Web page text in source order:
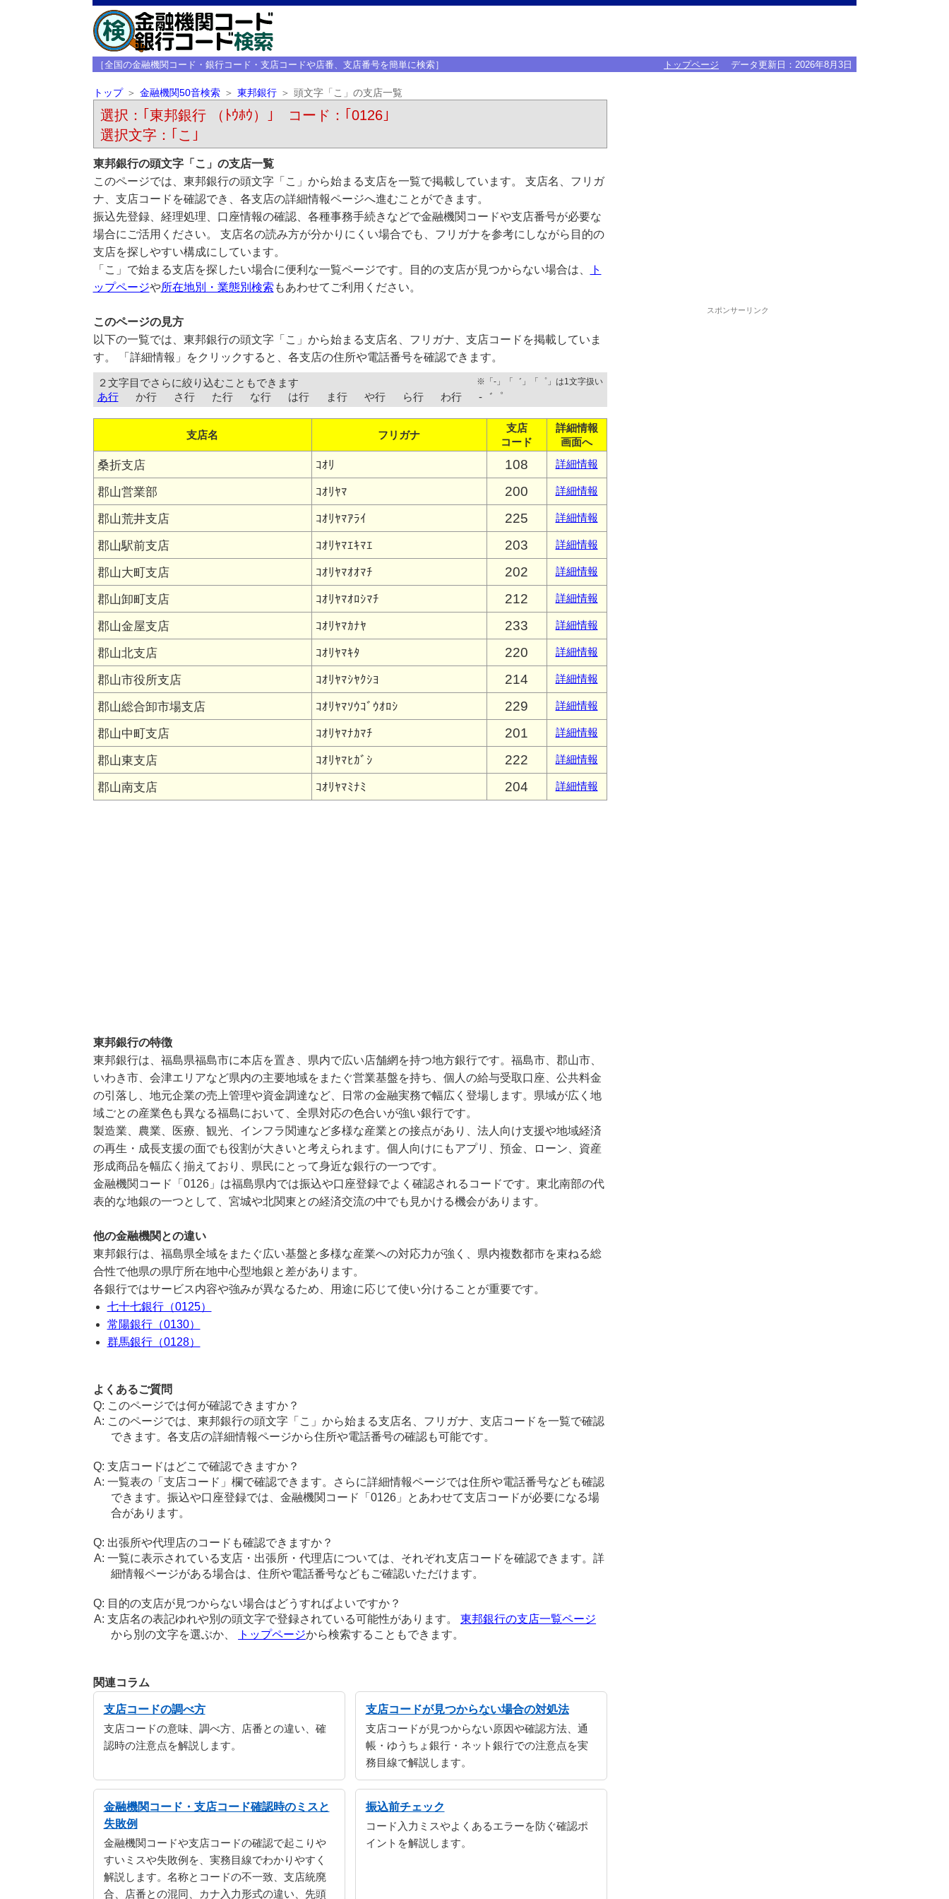
［全国の金融機関コード・銀行コード・支店コードや店番、支店番号を簡単に検索］ トップページ データ更新日： 2026年8月3日
トップ 金融機関50音検索 東邦銀行 頭文字「こ」の支店一覧
選択：｢東邦銀行 （ﾄｳﾎｳ）｣ コード：｢0126｣
選択文字：｢こ｣
東邦銀行の頭文字「こ」の支店一覧
このページでは、東邦銀行の頭文字「こ」から始まる支店を一覧で掲載しています。 支店名、フリガ
ナ、支店コードを確認でき、各支店の詳細情報ページへ進むことができます。
振込先登録、経理処理、口座情報の確認、各種事務手続きなどで金融機関コードや支店番号が必要な
場合にご活用ください。 支店名の読み方が分かりにくい場合でも、フリガナを参考にしながら目的の
支店を探しやすい構成にしています。
「こ」で始まる支店を探したい場合に便利な一覧ページです。目的の支店が見つからない場合は、
ト
ップページや所在地別・業態別検索 もあわせてご利用ください。
このページの見方
以下の一覧では、東邦銀行の頭文字「こ」から始まる支店名、フリガナ、支店コードを掲載していま
す。 「詳細情報」をクリックすると、各支店の住所や電話番号を確認できます。
２文字目でさらに絞り込むこともできます ※「-」「゛」「゜」は1文字扱い
あ行 か行 さ行 た行 な行 は行 ま行 や行 ら行 わ行 -゛゜
支店名 フリガナ
支店
コード
詳細情報
画面へ
桑折支店 ｺｵﾘ 108 詳細情報
郡山営業部 ｺｵﾘﾔﾏ 200 詳細情報
郡山荒井支店 ｺｵﾘﾔﾏｱﾗｲ 225 詳細情報
郡山駅前支店 ｺｵﾘﾔﾏｴｷﾏｴ 203 詳細情報
郡山大町支店 ｺｵﾘﾔﾏｵｵﾏﾁ 202 詳細情報
郡山卸町支店 ｺｵﾘﾔﾏｵﾛｼﾏﾁ 212 詳細情報
郡山金屋支店 ｺｵﾘﾔﾏｶﾅﾔ 233 詳細情報
郡山北支店 ｺｵﾘﾔﾏｷﾀ 220 詳細情報
郡山市役所支店 ｺｵﾘﾔﾏｼﾔｸｼﾖ 214 詳細情報
郡山総合卸市場支店 ｺｵﾘﾔﾏｿｳｺﾞｳｵﾛｼ 229 詳細情報
郡山中町支店 ｺｵﾘﾔﾏﾅｶﾏﾁ 201 詳細情報
郡山東支店 ｺｵﾘﾔﾏﾋｶﾞｼ 222 詳細情報
郡山南支店 ｺｵﾘﾔﾏﾐﾅﾐ 204 詳細情報
東邦銀行の特徴
東邦銀行は、福島県福島市に本店を置き、県内で広い店舗網を持つ地方銀行です。福島市、郡山市、
いわき市、会津エリアなど県内の主要地域をまたぐ営業基盤を持ち、個人の給与受取口座、公共料金
の引落し、地元企業の売上管理や資金調達など、日常の金融実務で幅広く登場します。県域が広く地
域ごとの産業色も異なる福島において、全県対応の色合いが強い銀行です。
製造業、農業、医療、観光、インフラ関連など多様な産業との接点があり、法人向け支援や地域経済
の再生・成長支援の面でも役割が大きいと考えられます。個人向けにもアプリ、預金、ローン、資産
形成商品を幅広く揃えており、県民にとって身近な銀行の一つです。
金融機関コード「0126」は福島県内では振込や口座登録でよく確認されるコードです。東北南部の代
表的な地銀の一つとして、宮城や北関東との経済交流の中でも見かける機会があります。
他の金融機関との違い
東邦銀行は、福島県全域をまたぐ広い基盤と多様な産業への対応力が強く、県内複数都市を束ねる総
合性で他県の県庁所在地中心型地銀と差があります。
各銀行ではサービス内容や強みが異なるため、用途に応じて使い分けることが重要です。
七十七銀行（0125）
常陽銀行（0130）
群馬銀行（0128）
よくあるご質問
このページでは何が確認できますか？
このページでは、東邦銀行の頭文字「こ」から始まる支店名、フリガナ、支店コードを一覧で確認
できます。各支店の詳細情報ページから住所や電話番号の確認も可能です。
支店コードはどこで確認できますか？
一覧表の「支店コード」欄で確認できます。さらに詳細情報ページでは住所や電話番号なども確認
できます。振込や口座登録では、金融機関コード「0126」とあわせて支店コードが必要になる場
合があります。
出張所や代理店のコードも確認できますか？
一覧に表示されている支店・出張所・代理店については、それぞれ支店コードを確認できます。詳
細情報ページがある場合は、住所や電話番号などもご確認いただけます。
目的の支店が見つからない場合はどうすればよいですか？
支店名の表記ゆれや別の頭文字で登録されている可能性があります。東邦銀行の支店一覧ページ
から別の文字を選ぶか、
トップページから検索することもできます。
関連コラム
支店コードの調べ方
支店コードの意味、調べ方、店番との違い、確
認時の注意点を解説します。
支店コードが見つからない場合の対処法
支店コードが見つからない原因や確認方法、通
帳・ゆうちょ銀行・ネット銀行での注意点を実
務目線で解説します。
金融機関コード・支店コード確認時のミスと
失敗例
金融機関コードや支店コードの確認で起こりや
すいミスや失敗例を、実務目線でわかりやすく
解説します。名称とコードの不一致、支店統廃
合、店番との混同、カナ入力形式の違い、先頭
振込前チェック
コード入力ミスやよくあるエラーを防ぐ確認ポ
イントを解説します。
スポンサーリンク